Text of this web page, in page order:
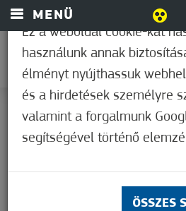
MENÜ
Ez a weboldal cookie-kat
használunk annak
élményt nyújthassuk
és a hirdetések személyre
valamint a forgalmunk
segítségével történő
ÖSSZES